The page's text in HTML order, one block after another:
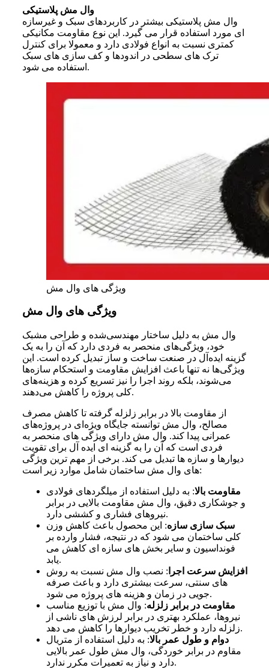
وال مش پلاستیکی
وال مش پلاستیکی بیشتر در کاربردهای سبک و غیرسازه
ای مورد استفاده قرار می گیرد. این نوع مقاومت مکانیکی
کمتری نسبت به انواع فولادی دارد و معمولا برای کنترل
ترک های سطحی در اندودها و کف سازی های سبک
استفاده می شود.
ویژگی های وال مش
ویژگی های وال مش
وال مش به دلیل ساختار مهندسی‌شده و طراحی مشبک
خود، ویژگی‌های منحصر به فردی دارد که آن را به یک
گزینه ایده‌آل در صنعت ساخت و ساز تبدیل کرده است. این
ویژگی‌ها نه‌ تنها باعث افزایش مقاومت و استحکام سازه‌ها
می‌شوند، بلکه روند اجرا را نیز تسریع کرده و هزینه‌های
کلی پروژه را کاهش می‌دهند.
از مقاومت بالا در برابر زلزله گرفته تا کاهش مصرف
مصالح، وال مش توانسته جایگاه ویژه‌ای در پروژه‌های
عمرانی پیدا کند. وال مش دارای ویژگی های منحصر به
فردی است که آن را به گزینه ای ایده آل برای تقویت
دیوارها و سازه ها تبدیل می کند. برخی از مهم ترین ویژگی
های وال مش ساختمان شامل موارد زیر است:
مقاومت بالا: به دلیل استفاده از میلگردهای فولادی
و جوشکاری دقیق، وال مش مقاومت بالایی در برابر
نیروهای فشاری و کششی دارد.
سبک سازی سازه: این محصول باعث کاهش وزن
کلی ساختمان می شود که در نتیجه، فشار وارده بر
فونداسیون و سایر بخش های سازه ای کاهش می
یابد.
افزایش سرعت اجرا : نصب وال مش نسبت به روش
های سنتی، سرعت بیشتری دارد و باعث صرفه
جویی در زمان و هزینه های پروژه می شود.
مقاومت در برابر زلزله: وال مش با توزیع مناسب
نیروها، عملکرد بهتری در برابر لرزش های ناشی از
زلزله دارد و خطر تخریب دیوارها را کاهش می دهد.
دوام و طول عمر بالا: به دلیل استفاده از متریال
مقاوم در برابر خوردگی، وال مش طول عمر بالایی
دارد و نیاز به تعمیرات مکرر ندارد.